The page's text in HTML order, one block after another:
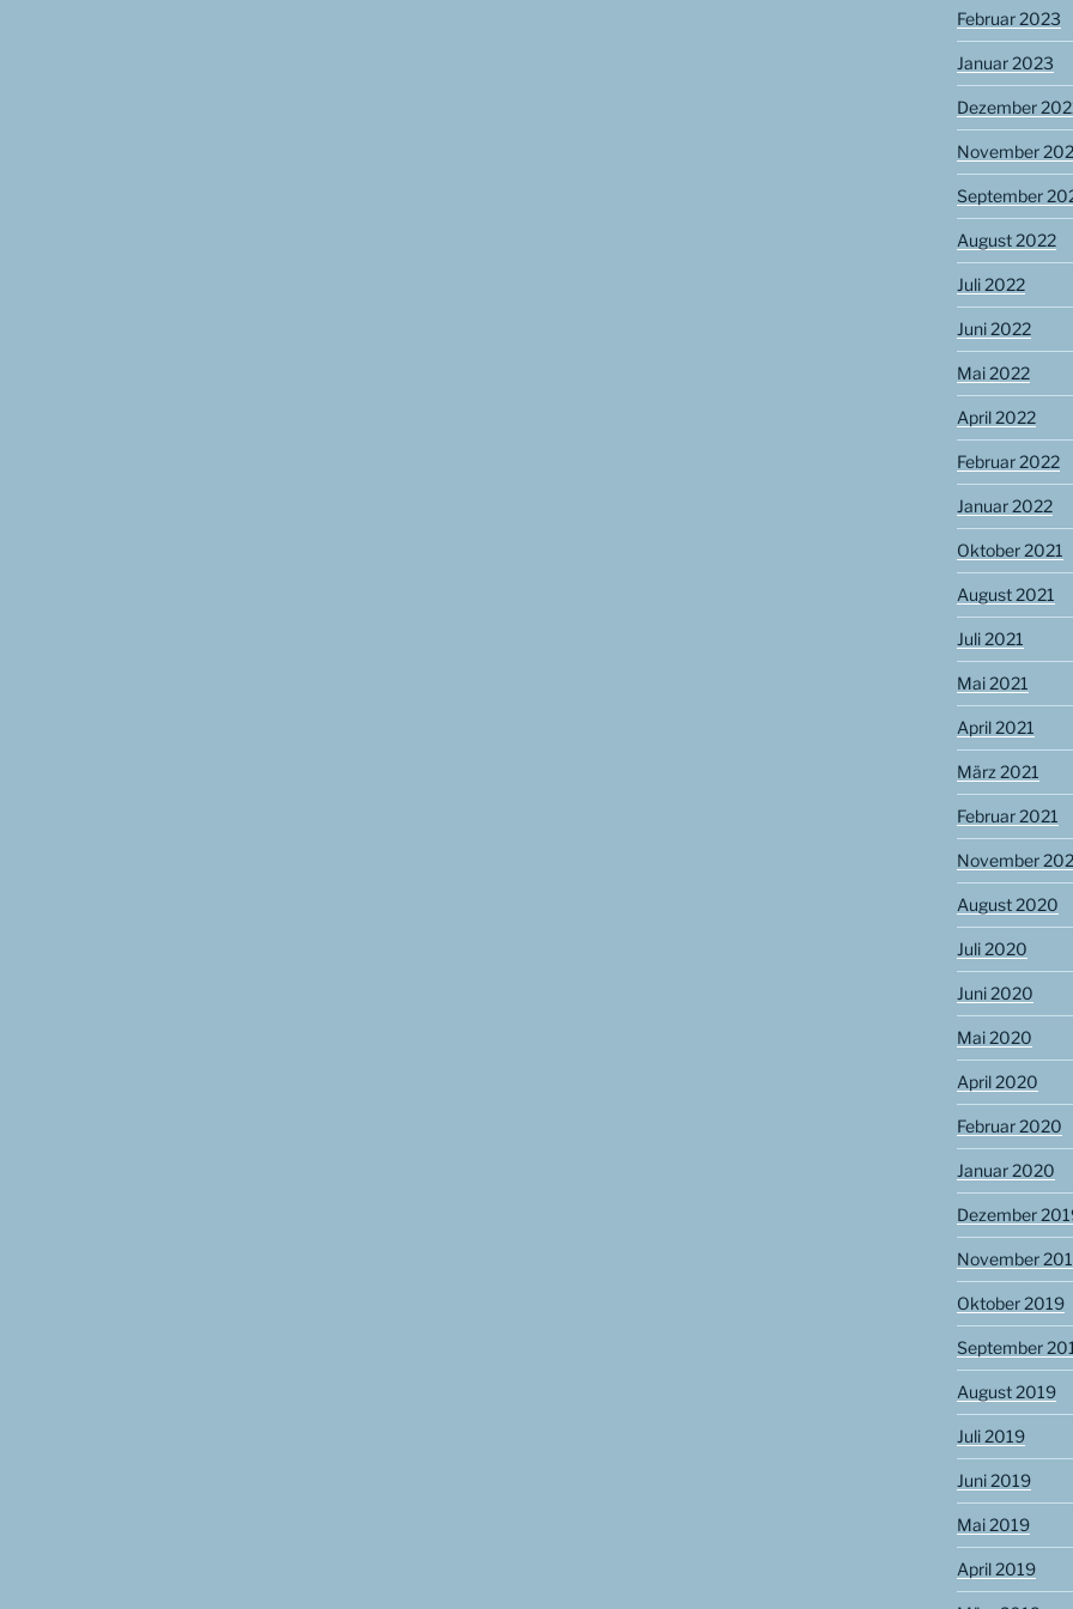
Februar 2023
Januar 2023
Dezember
November
September
August 2022
Juli 2022
Juni 2022
Mai 2022
April 2022
Februar 2022
Januar 2022
Oktober 2021
August 2021
Juli 2021
Mai 2021
April 2021
März 2021
Februar 2021
November
August 2020
Juli 2020
Juni 2020
Mai 2020
April 2020
Februar 2020
Januar 2020
Dezember
November
Oktober 2019
September
August 2019
Juli 2019
Juni 2019
Mai 2019
April 2019